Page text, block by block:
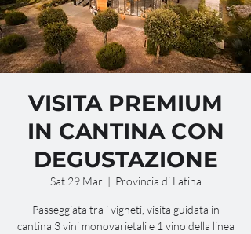
VISITA PREMIUM
IN CANTINA CON
DEGUSTAZIONE
Sat 29 Mar
  |
Provincia di Latina
Passeggiata tra i vigneti, visita guidata in
cantina 3 vini monovarietali e 1 vino della linea